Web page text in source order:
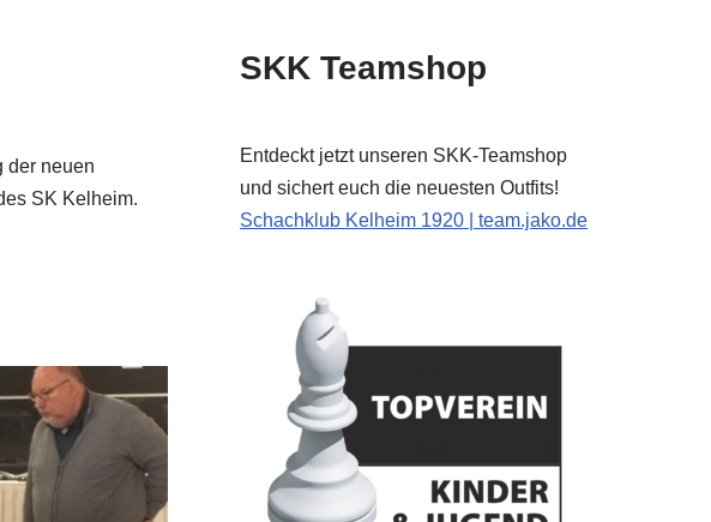
der neuen
SK Kelheim.
SKK Teamshop
Entdeckt jetzt unseren SKK-Teamshop
und sichert euch die neuesten Outfits!
Schachklub Kelheim 1920 | team.jako.de